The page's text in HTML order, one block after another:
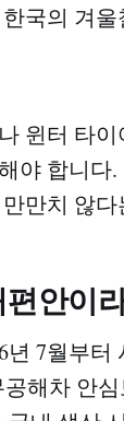
국의 겨
윈터 타
야 합니다
만치 않
안이
년 7월부
해차 안